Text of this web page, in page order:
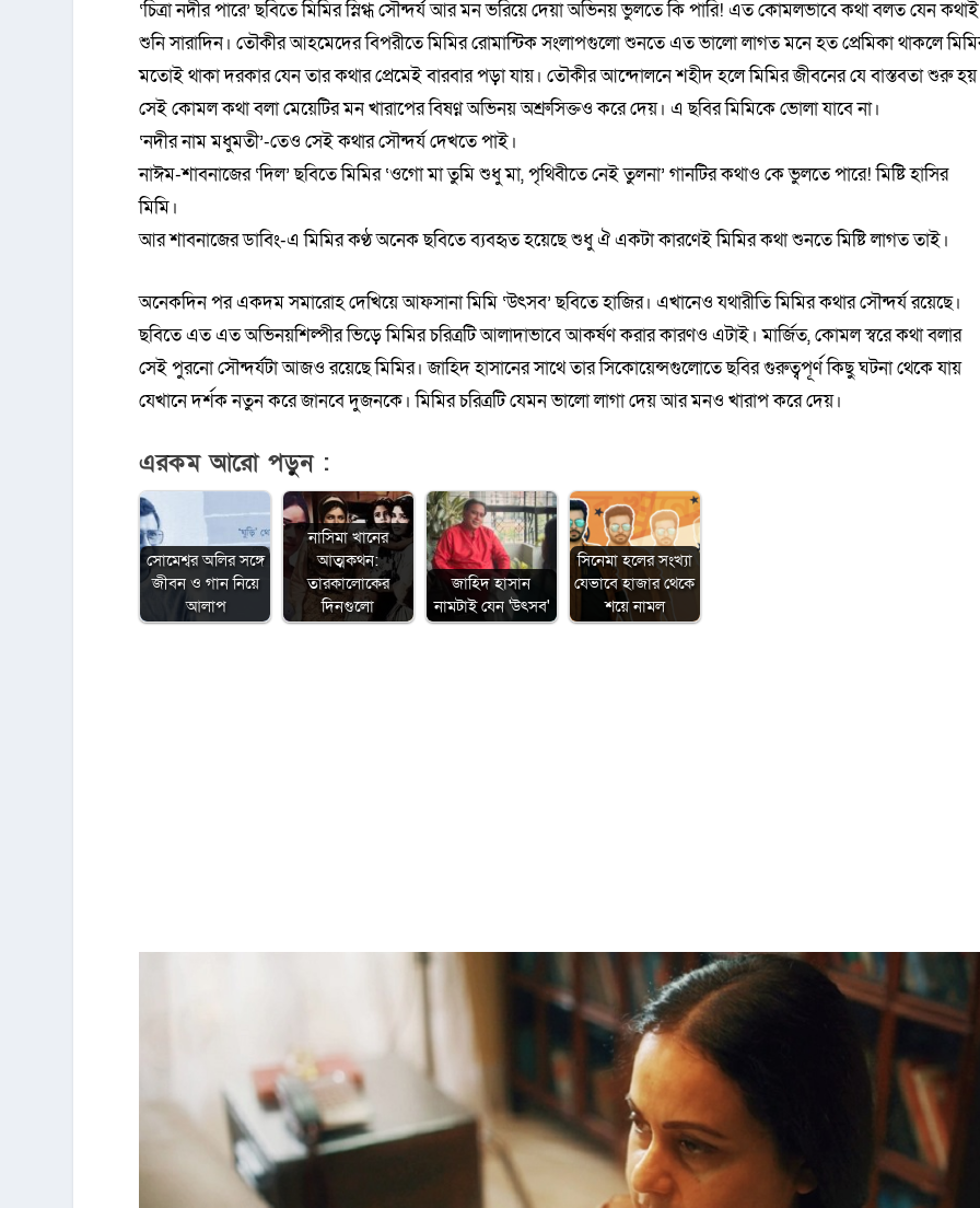
‘চিত্রা নদীর পারে’ ছবিতে মিমির স্নিগ্ধ সৌন্দর্য আর মন ভরিয়ে দেয়া অভিনয় ভুলতে কি পারি! এত কোমলভাবে কথা বলত যেন কথাই
শুনি সারাদিন। তৌকীর আহমেদের বিপরীতে মিমির রোমান্টিক সংলাপগুলো শুনতে এত ভালো লাগত মনে হত প্রেমিকা থাকলে
মতোই থাকা দরকার যেন তার কথার প্রেমেই বারবার পড়া যায়। তৌকীর আন্দোলনে শহীদ হলে মিমির জীবনের যে বাস্তবতা শুরু হয়
সেই কোমল কথা বলা মেয়েটির মন খারাপের বিষণ্ন অভিনয় অশ্রুসিক্তও করে দেয়। এ ছবির মিমিকে ভোলা যাবে না।
‘নদীর নাম মধুমতী’-তেও সেই কথার সৌন্দর্য দেখতে পাই।
নাঈম-শাবনাজের ‘দিল’ ছবিতে মিমির ‘ওগো মা তুমি শুধু মা, পৃথিবীতে নেই তুলনা’ গানটির কথাও কে ভুলতে পারে! মিষ্টি হাসির
মিমি।
আর শাবনাজের ডাবিং-এ মিমির কণ্ঠ অনেক ছবিতে ব্যবহৃত হয়েছে শুধু ঐ একটা কারণেই মিমির কথা শুনতে মিষ্টি লাগত তাই।
অনেকদিন পর একদম সমারোহ দেখিয়ে আফসানা মিমি ‘উৎসব’ ছবিতে হাজির। এখানেও যথারীতি মিমির কথার সৌন্দর্য রয়েছে।
ছবিতে এত এত অভিনয়শিল্পীর ভিড়ে মিমির চরিত্রটি আলাদাভাবে আকর্ষণ করার কারণও এটাই। মার্জিত, কোমল স্বরে কথা বলার
সেই পুরনো সৌন্দর্যটা আজও রয়েছে মিমির। জাহিদ হাসানের সাথে তার সিকোয়েন্সগুলোতে ছবির গুরুত্বপূর্ণ কিছু ঘটনা থেকে যায়
যেখানে দর্শক নতুন করে জানবে দুজনকে। মিমির চরিত্রটি যেমন ভালো লাগা দেয় আর মনও খারাপ করে দেয়।
এরকম আরো পড়ুন :
সোমেশ্বর অলির সঙ্গে
জীবন ও গান নিয়ে
আলাপ
নাসিমা খানের
আত্মকথন:
তারকালোকের
দিনগুলো
জাহিদ হাসান
নামটাই যেন 'উৎসব'
সিনেমা হলের সংখ্যা
যেভাবে হাজার থেকে
শয়ে নামল